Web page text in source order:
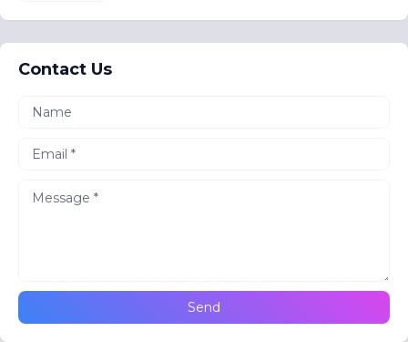
Contact Us